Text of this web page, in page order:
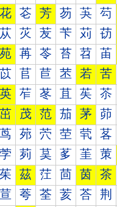
花 芲 芳 芴 芵 芶
苁 苂 苃 苄 苅 苆
苑 苒 苓 苔 苕 苖
苡 苢 苣 苤 若 苦
英 苲 苳 苴 苵 苶
茁 茂 范 茄 茅 茆
茑 茒 茓 茔 茕 茖
茡 茢 茣 茤 茥 茦
茱 茲 茳 茴 茵 茶
荁 荂 荃 荄 荅 荆